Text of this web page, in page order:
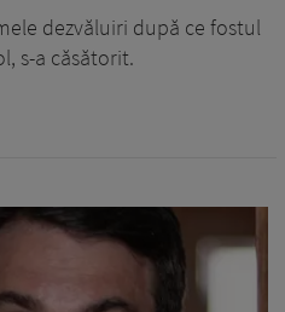
dezvăluiri după ce fostul
s-a căsătorit.